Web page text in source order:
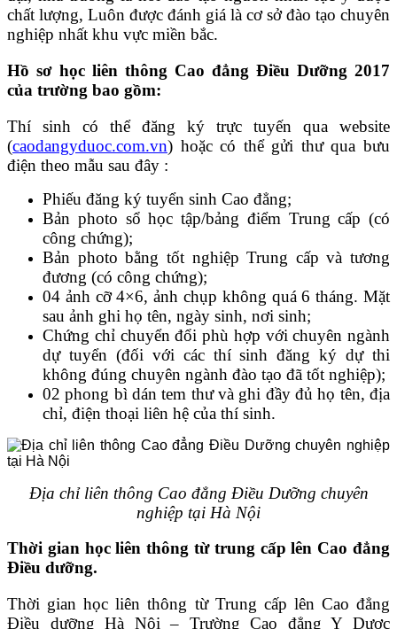
chất lượng, Luôn được đánh giá là cơ sở đào tạo chuyên
nghiệp nhất khu vực miền bắc.
Hồ sơ học liên thông Cao đẳng Điều Dưỡng 2017
của trường bao gồm:
Thí sinh có thể đăng ký trực tuyến qua website
(caodangyduoc.com.vn) hoặc có thể gửi thư qua bưu
điện theo mẫu sau đây :
Phiếu đăng ký tuyển sinh Cao đẳng;
Bản photo sổ học tập/bảng điểm Trung cấp (có
công chứng);
Bản photo bằng tốt nghiệp Trung cấp và tương
đương (có công chứng);
04 ảnh cỡ 4×6, ảnh chụp không quá 6 tháng. Mặt
sau ảnh ghi họ tên, ngày sinh, nơi sinh;
Chứng chỉ chuyển đổi phù hợp với chuyên ngành
dự tuyển (đối với các thí sinh đăng ký dự thi
không đúng chuyên ngành đào tạo đã tốt nghiệp);
02 phong bì dán tem thư và ghi đầy đủ họ tên, địa
chỉ, điện thoại liên hệ của thí sinh.
Địa chỉ liên thông Cao đẳng Điều Dưỡng chuyên
nghiệp tại Hà Nội
Thời gian học liên thông từ trung cấp lên Cao đẳng
Điều dưỡng.
Thời gian học liên thông từ Trung cấp lên Cao đẳng
Điều dưỡng Hà Nội – Trường Cao đẳng Y Dược